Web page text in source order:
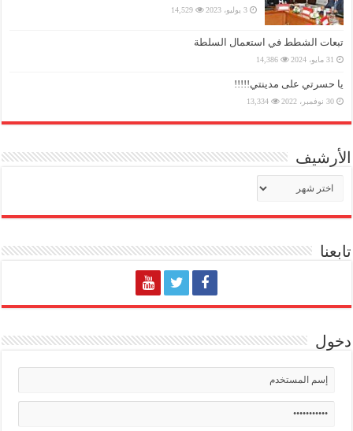
3 يوليو، 2023 14,529
تبعات الشطط في استعمال السلطة
31 مايو، 2024 14,386
يا حسرتي على مدينتي!!!!!
30 نوفمبر، 2022 13,334
الأرشيف
تابعنا
دخول